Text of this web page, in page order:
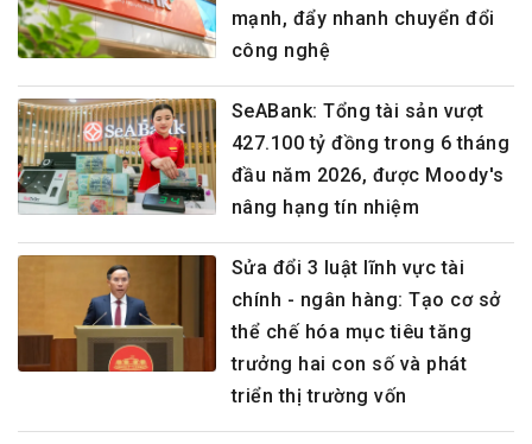
mạnh, đẩy nhanh chuyển đổi
công nghệ
SeABank: Tổng tài sản vượt
427.100 tỷ đồng trong 6 tháng
đầu năm 2026, được Moody's
nâng hạng tín nhiệm
Sửa đổi 3 luật lĩnh vực tài
chính - ngân hàng: Tạo cơ sở
thể chế hóa mục tiêu tăng
trưởng hai con số và phát
triển thị trường vốn